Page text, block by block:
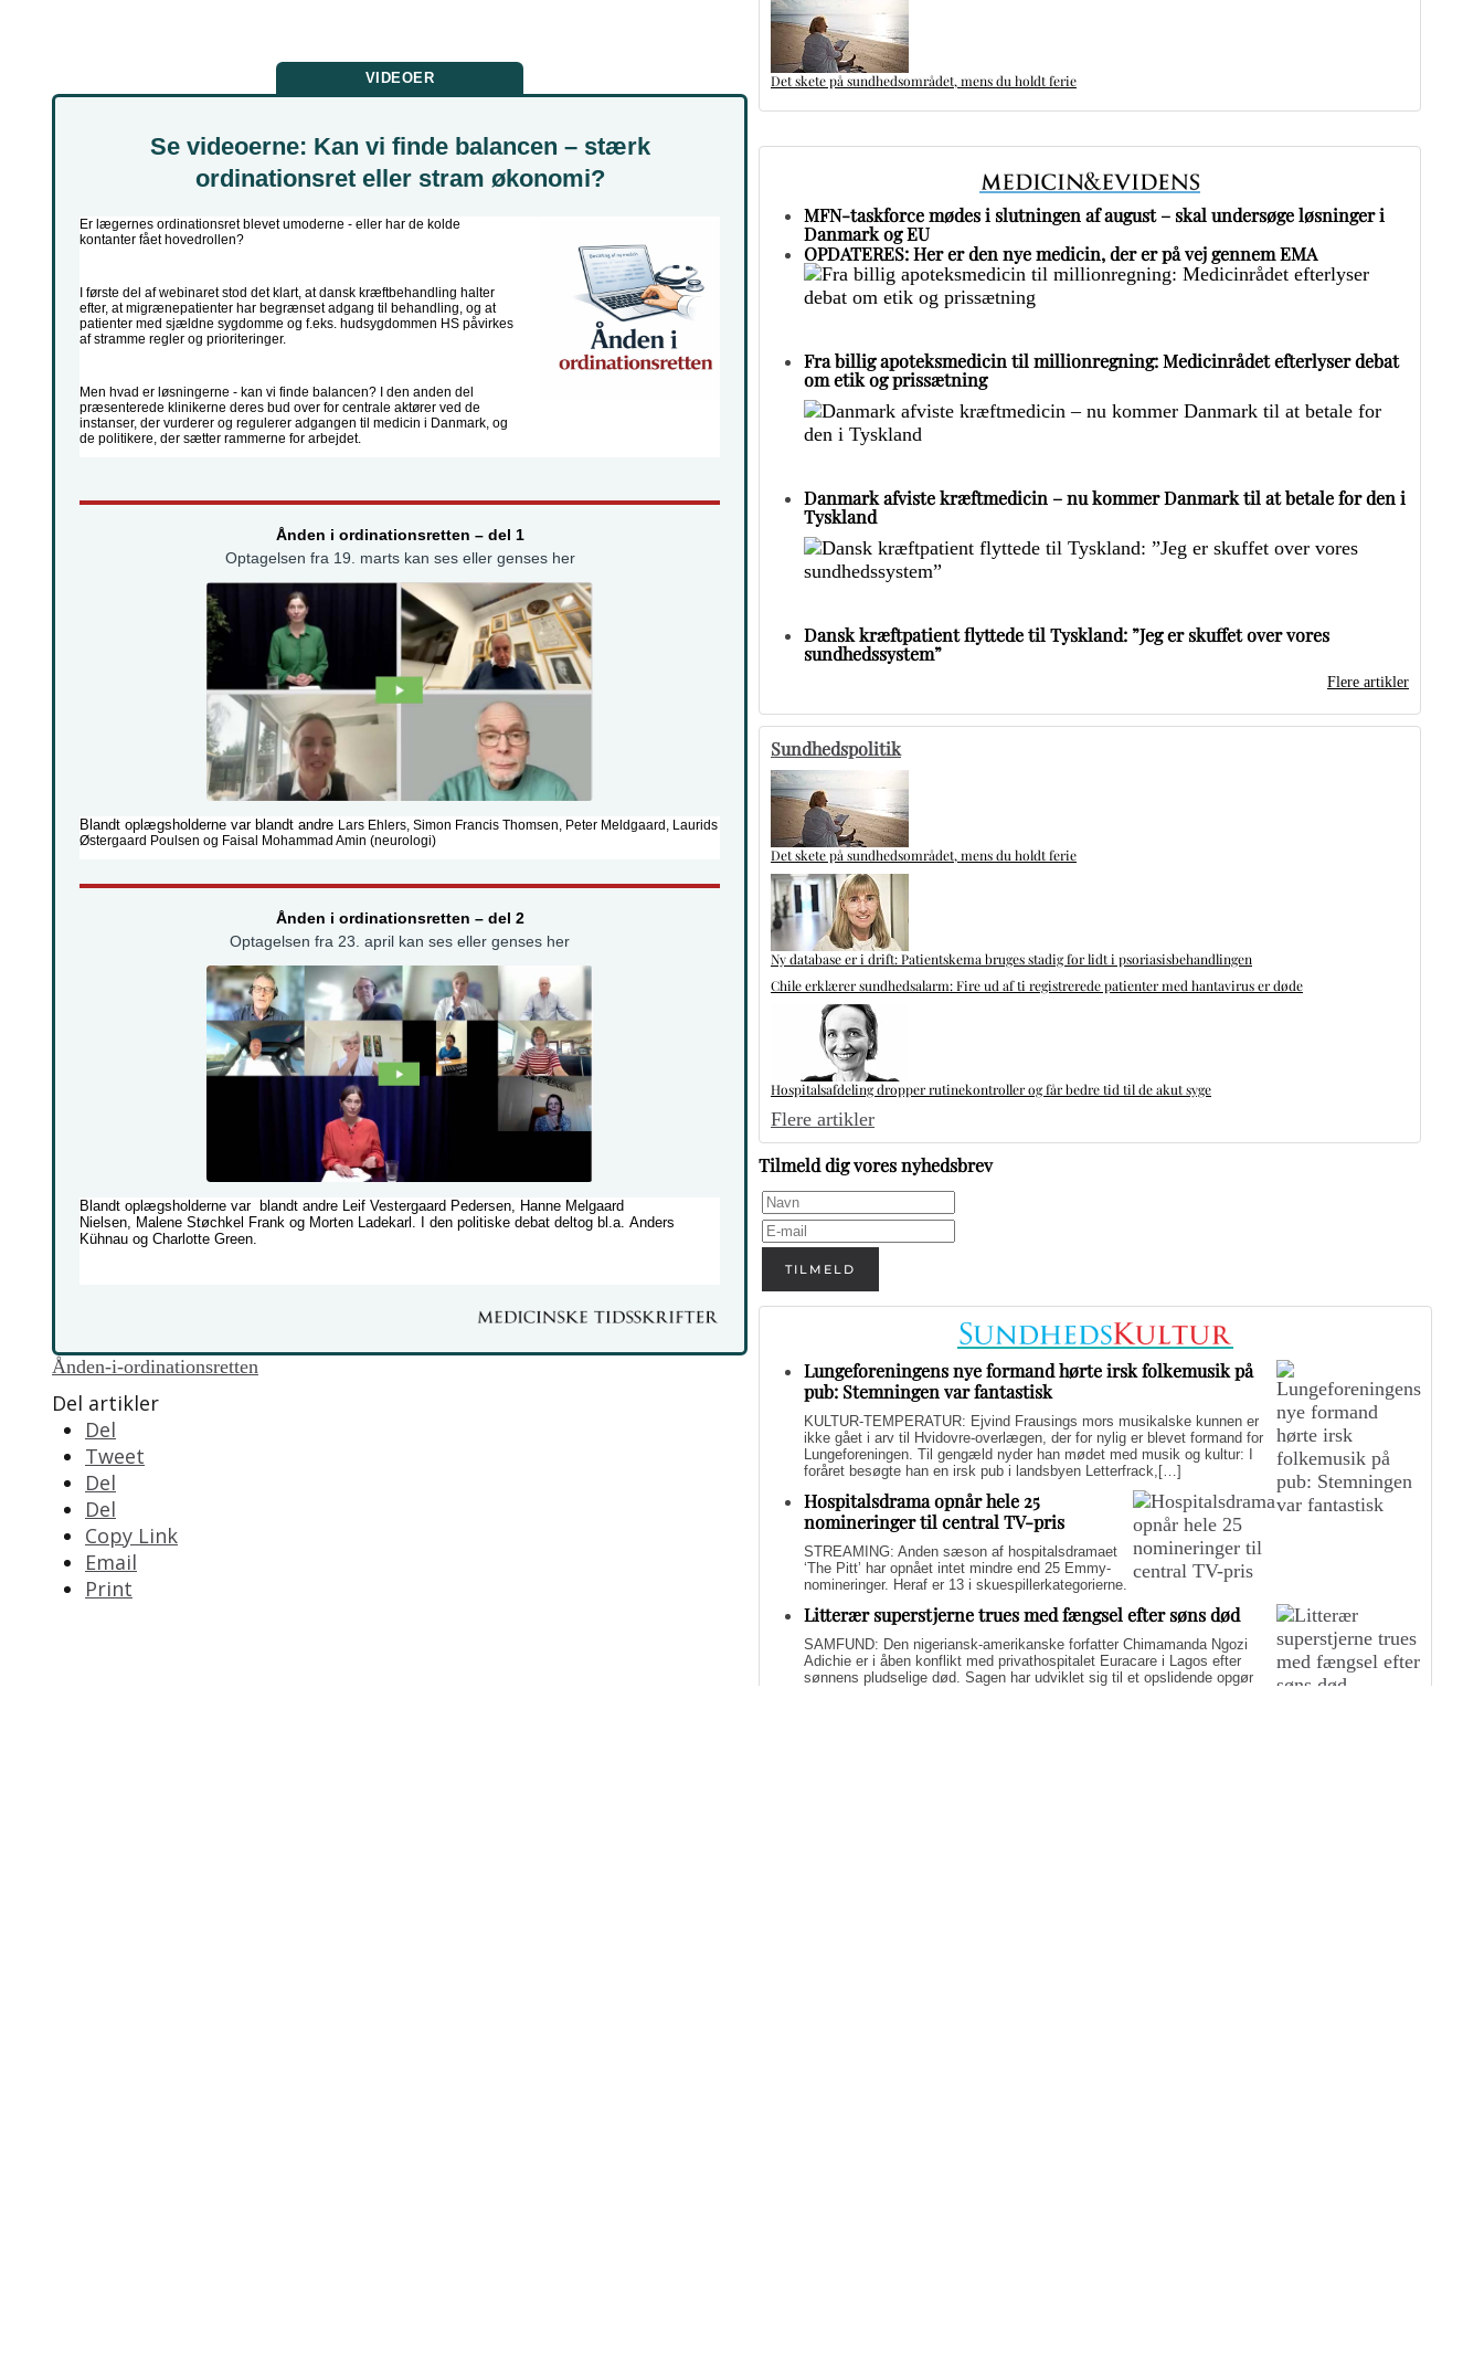
VIDEOER
Se videoerne: Kan vi finde balancen – stærk
ordinationsret eller stram økonomi?
Er lægernes ordinationsret blevet umoderne - eller har de kolde
kontanter fået hovedrollen?
I første del af webinaret stod det klart, at dansk kræftbehandling halter
efter, at migrænepatienter har begrænset adgang til behandling, og at
patienter med sjældne sygdomme og f.eks. hudsygdommen HS påvirkes
af stramme regler og prioriteringer.
Men hvad er løsningerne - kan vi finde balancen? I den anden del
præsenterede klinikerne deres bud over for centrale aktører ved de
instanser, der vurderer og regulerer adgangen til medicin i Danmark, og
de politikere, der sætter rammerne for arbejdet.
Ånden i ordinationsretten – del 1
Optagelsen fra 19. marts kan ses eller genses her
Blandt oplægsholderne var blandt andre Lars Ehlers, Simon Francis Thomsen, Peter Meldgaard, Laurids
Østergaard Poulsen og Faisal Mohammad Amin (neurologi)
Ånden i ordinationsretten – del 2
Optagelsen fra 23. april kan ses eller genses her
Blandt oplægsholderne var blandt andre Leif Vestergaard Pedersen, Hanne Melgaard
Nielsen, Malene Støchkel Frank og Morten Ladekarl. I den politiske debat deltog bl.a. Anders
Kühnau og Charlotte Green.
Ånden-i-ordinationsretten
Del artikler
Del
Tweet
Del
Del
Copy Link
Email
Print
Det skete på sundhedsområdet, mens du holdt ferie
MFN-taskforce mødes i slutningen af august – skal undersøge løsninger i
Danmark og EU
OPDATERES: Her er den nye medicin, der er på vej gennem EMA
Fra billig apoteksmedicin til millionregning: Medicinrådet efterlyser debat
om etik og prissætning
Danmark afviste kræftmedicin – nu kommer Danmark til at betale for den i
Tyskland
Dansk kræftpatient flyttede til Tyskland: ”Jeg er skuffet over vores
sundhedssystem”
Flere artikler
Sundhedspolitik
Det skete på sundhedsområdet, mens du holdt ferie
Ny database er i drift: Patientskema bruges stadig for lidt i psoriasisbehandlingen
Chile erklærer sundhedsalarm: Fire ud af ti registrerede patienter med hantavirus er døde
Hospitalsafdeling dropper rutinekontroller og får bedre tid til de akut syge
Flere artikler
Tilmeld dig vores nyhedsbrev
TILMELD
Lungeforeningens nye formand hørte irsk folkemusik på
pub: Stemningen var fantastisk
KULTUR-TEMPERATUR: Ejvind Frausings mors musikalske kunnen er
ikke gået i arv til Hvidovre-overlægen, der for nylig er blevet formand for
Lungeforeningen. Til gengæld nyder han mødet med musik og kultur: I
foråret besøgte han en irsk pub i landsbyen Letterfrack,[…]
Hospitalsdrama opnår hele 25
nomineringer til central TV-pris
STREAMING: Anden sæson af hospitalsdramaet
‘The Pitt’ har opnået intet mindre end 25 Emmy-
nomineringer. Heraf er 13 i skuespillerkategorierne.
Litterær superstjerne trues med fængsel efter søns død
SAMFUND: Den nigeriansk-amerikanske forfatter Chimamanda Ngozi
Adichie er i åben konflikt med privathospitalet Euracare i Lagos efter
sønnens pludselige død. Sagen har udviklet sig til et opslidende opgør